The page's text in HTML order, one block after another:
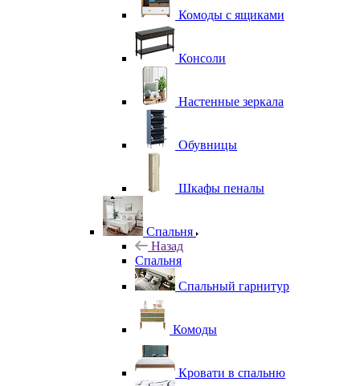
Комоды с ящиками
Консоли
Настенные зеркала
Обувницы
Шкафы пеналы
Спальня
Назад
Спальня
Спальный гарнитур
Комоды
Кровати в спальню